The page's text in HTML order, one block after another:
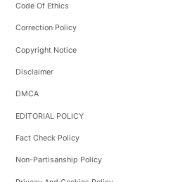
Code Of Ethics
Correction Policy
Copyright Notice
Disclaimer
DMCA
EDITORIAL POLICY
Fact Check Policy
Non-Partisanship Policy